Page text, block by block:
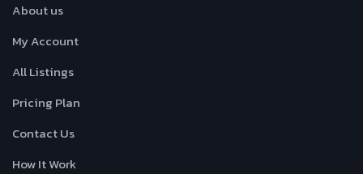
About us
My Account
All Listings
Pricing Plan
Contact Us
How It Work